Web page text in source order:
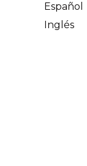
Español
Inglés